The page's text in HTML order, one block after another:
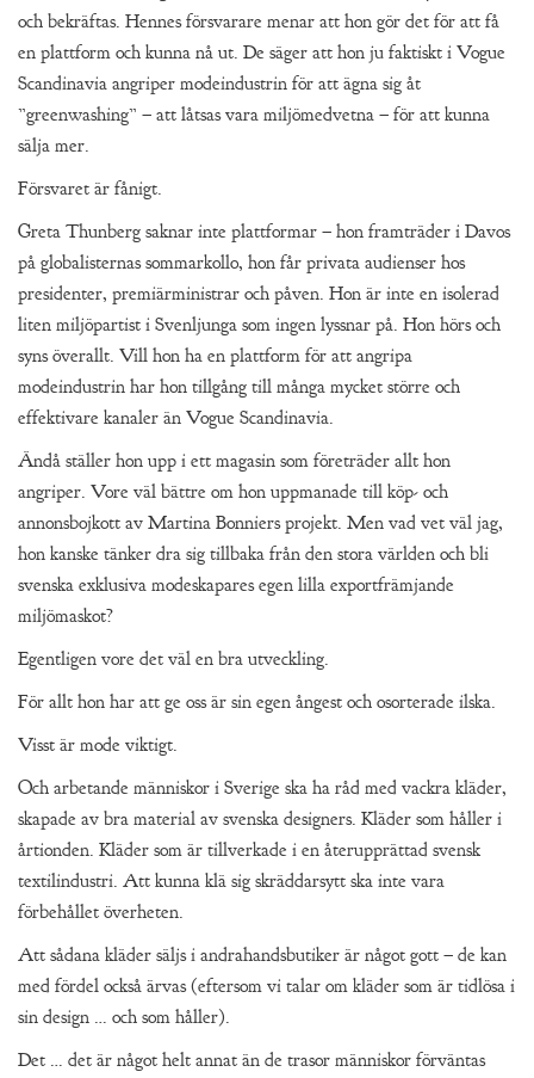
och bekräftas. Hennes försvarare menar att hon gör det för att få
en plattform och kunna nå ut. De säger att hon ju faktiskt i Vogue
Scandinavia angriper modeindustrin för att ägna sig åt
”greenwashing” – att låtsas vara miljömedvetna – för att kunna
sälja mer.
Försvaret är fånigt.
Greta Thunberg saknar inte plattformar – hon framträder i Davos
på globalisternas sommarkollo, hon får privata audienser hos
presidenter, premiärministrar och påven. Hon är inte en isolerad
liten miljöpartist i Svenljunga som ingen lyssnar på. Hon hörs och
syns överallt. Vill hon ha en plattform för att angripa
modeindustrin har hon tillgång till många mycket större och
effektivare kanaler än Vogue Scandinavia.
Ändå ställer hon upp i ett magasin som företräder allt hon
angriper. Vore väl bättre om hon uppmanade till köp- och
annonsbojkott av Martina Bonniers projekt. Men vad vet väl jag,
hon kanske tänker dra sig tillbaka från den stora världen och bli
svenska exklusiva modeskapares egen lilla exportfrämjande
miljömaskot?
Egentligen vore det väl en bra utveckling.
För allt hon har att ge oss är sin egen ångest och osorterade ilska.
Visst är mode viktigt.
Och arbetande människor i Sverige ska ha råd med vackra kläder,
skapade av bra material av svenska designers. Kläder som håller i
årtionden. Kläder som är tillverkade i en återupprättad svensk
textilindustri. Att kunna klä sig skräddarsytt ska inte vara
förbehållet överheten.
Att sådana kläder säljs i andrahandsbutiker är något gott – de kan
med fördel också ärvas (eftersom vi talar om kläder som är tidlösa i
sin design … och som håller).
Det … det är något helt annat än de trasor människor förväntas